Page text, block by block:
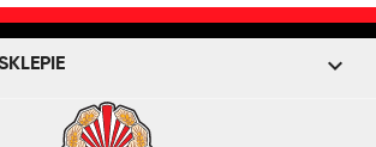
keyboard_arrow_down